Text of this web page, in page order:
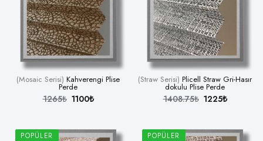
(Mosaic Serisi) Kahverengi Plise
Perde
1265₺ 1100₺
(Straw Serisi) Plicell Straw Gri-Hasır
dokulu Plise Perde
1408.75₺ 1225₺
POPÜLER POPÜLER